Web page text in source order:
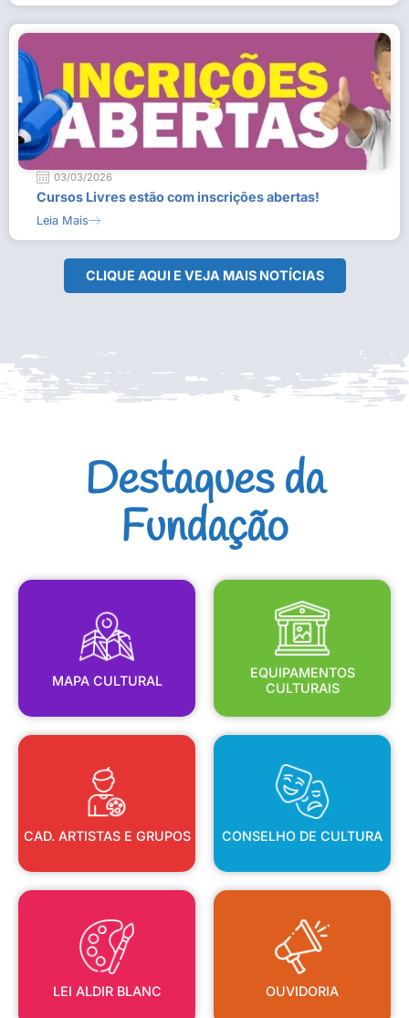
03/03/2026
Cursos Livres estão com inscrições abertas!
Leia Mais
CLIQUE AQUI E VEJA MAIS NOTÍCIAS
Destaques da
Fundação
MAPA CULTURAL
MAPA CULTURAL
EQUIPAMENTOS
CULTURAIS
EQUIPAMENTOS
CULTURAIS
CAD. ARTISTAS E GRUPOS
CAD. ARTISTAS E GRUPOS
CONSELHO DE CULTURA
CONSELHO DE CULTURA
LEI ALDIR BLANC
LEI ALDIR BLANC
OUVIDORIA
OUVIDORIA